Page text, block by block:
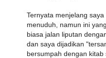
Ternyata menjelang
menuduh, namun ini
biasa jalan liputan
dan saya dijadikan
bersumpah dengan kitab